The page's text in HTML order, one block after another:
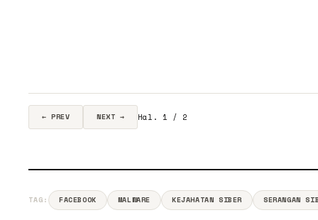
← PREV NEXT → Hal. 1 / 2
TAG: FACEBOOK MALWARE KEJAHATAN SIBER SERANGAN